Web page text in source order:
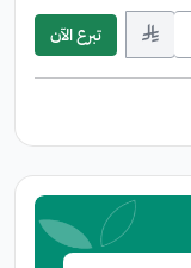
﷼ تبرع الآن